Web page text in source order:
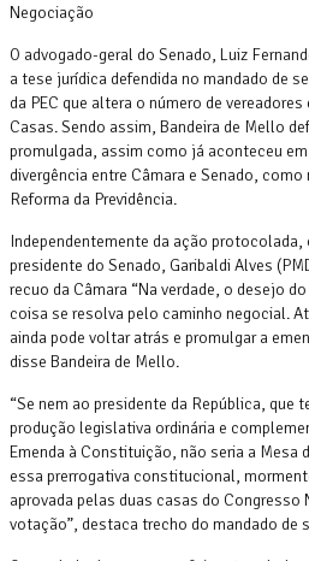
Negociação
O advogado-geral do Senado, Luiz
a tese jurídica defendida no mandado de
da PEC que altera o número de
Casas. Sendo assim, Bandeira de Mello
promulgada, assim como já aconteceu
divergência entre Câmara e Senado,
Reforma da Previdência.
Independentemente da ação protocolada,
presidente do Senado, Garibaldi Alves
recuo da Câmara “Na verdade, o desejo
coisa se resolva pelo caminho negocial.
ainda pode voltar atrás e promulgar a
disse Bandeira de Mello.
“Se nem ao presidente da República, que
produção legislativa ordinária e
Emenda à Constituição, não seria a Mesa
essa prerrogativa constitucional,
aprovada pelas duas casas do
votação”, destaca trecho do mandado de